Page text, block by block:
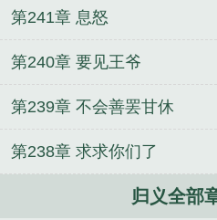
义是哪里
归义坊
王锴 义乌有什么好玩的地方
王
归义军衙府酒破历
九
日取你皇位 九位师娘顶不
三国之吕布
零，躺平吃瓜当反派 长生
第241章 息怒
第240章 要见王爷
第239章 不会善罢甘休
第238章 求求你们了
归义全部